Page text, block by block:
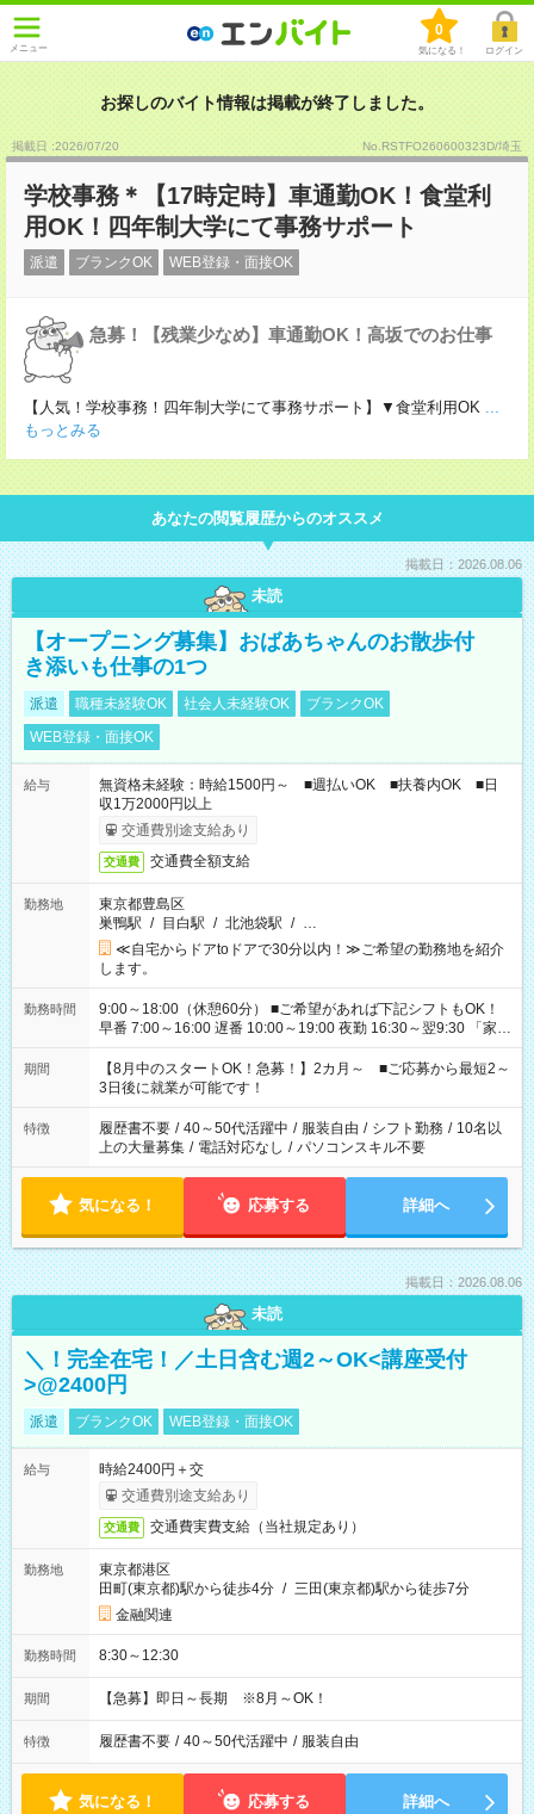
メニュー
0
気になる！ ログイン
お探しのバイト情報は掲載が終了しました。
掲載日 :2026/07/20 No.RSTFO260600323D/埼玉
学校事務＊【17時定時】車通勤OK！食堂利
用OK！四年制大学にて事務サポート
派遣 ブランクOK WEB登録・面接OK
急募！【残業少なめ】車通勤OK！高坂でのお仕事
【人気！学校事務！四年制大学にて事務サポート】▼食堂利用OK ...
もっとみる
あなたの閲覧履歴からのオススメ
掲載日：2026.08.06
未読
【オープニング募集】おばあちゃんのお散歩付
き添いも仕事の1つ
派遣 職種未経験OK 社会人未経験OK
ブランクOK
WEB登録・面接OK
給与
無資格未経験：時給1500円～ ■週払いOK ■扶養内OK ■日
収1万2000円以上
交通費別途支給あり
交通費 交通費全額支給
勤務地
東京都豊島区
巣鴨駅 / 目白駅 / 北池袋駅 / …
≪自宅からドアtoドアで30分以内！≫ご希望の勤務地を紹介
します。
勤務時間
9:00～18:00（休憩60分） ■ご希望があれば下記シフトもOK！
早番 7:00～16:00 遅番 10:00～19:00 夜勤 16:30～翌9:30 「家族
と休みを合わせたい」 「余裕を持って夕飯の準備がしたい」
「できれば残業はしたくない」 など、ご希望を教えてください
ね。 ※Wワーク希望の方へ 今ご覧のお仕事で希望する勤務時間
と、もう1つのお仕事の勤務時間。 合計で週40時間を超える場
合は応募できません。
期間
【8月中のスタートOK！急募！】2カ月～ ■ご応募から最短2～
3日後に就業が可能です！
特徴 履歴書不要 / 40～50代活躍中 / 服装自由 / シフト勤務 / 10名以
上の大量募集 / 電話対応なし / パソコンスキル不要
気になる！ 応募する 詳細へ
掲載日：2026.08.06
未読
＼！完全在宅！／土日含む週2～OK<講座受付
>@2400円
派遣 ブランクOK WEB登録・面接OK
給与
時給2400円＋交
交通費別途支給あり
交通費 交通費実費支給（当社規定あり）
勤務地
東京都港区
田町(東京都)駅から徒歩4分 / 三田(東京都)駅から徒歩7分
金融関連
勤務時間 8:30～12:30
期間 【急募】即日～長期 ※8月～OK！
特徴 履歴書不要 / 40～50代活躍中 / 服装自由
気になる！ 応募する 詳細へ